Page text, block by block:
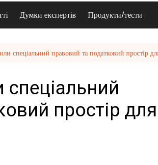
Думки експертів Продукти/тести
спеціальний правовий та податковий простір
спеціальний
простір